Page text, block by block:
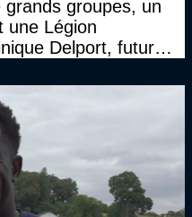
groupes, un
une Légion
Delport, futur